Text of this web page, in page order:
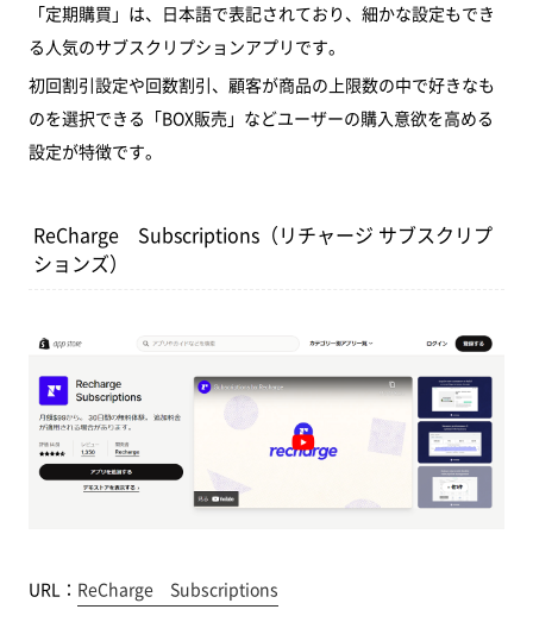
「定期購買」は、日本語で表記されており、細かな設定もでき
る人気のサブスクリプションアプリです。
初回割引設定や回数割引、顧客が商品の上限数の中で好きなも
のを選択できる「BOX販売」などユーザーの購入意欲を高める
設定が特徴です。
ReCharge Subscriptions（リチャージ サブスクリプ
ションズ）
URL： ReCharge Subscriptions